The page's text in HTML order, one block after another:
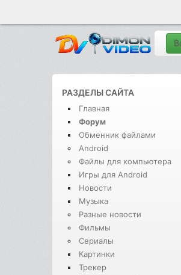
РАЗДЕЛЫ САЙТА
Главная
Форум
Обменник файлами
Android
Файлы для компьютера
Игры для Android
Новости
Музыка
Разные новости
Фильмы
Сериалы
Картинки
Трекер